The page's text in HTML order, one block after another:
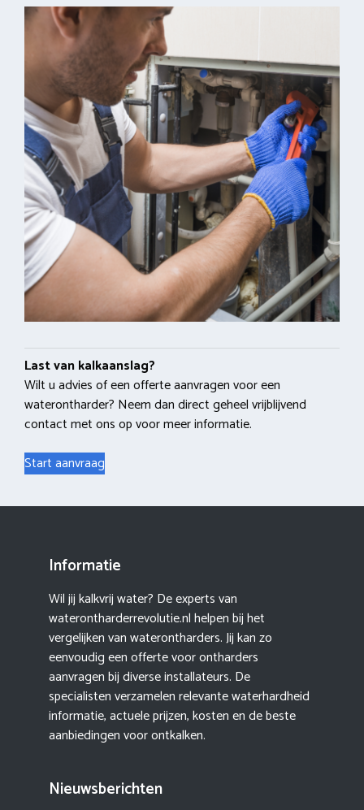
Last van kalkaanslag?
Wilt u advies of een offerte aanvragen voor een
waterontharder? Neem dan direct geheel vrijblijvend
contact met ons op voor meer informatie.
Start aanvraag
Informatie
Wil jij kalkvrij water? De experts van
waterontharderrevolutie.nl helpen bij het
vergelijken van waterontharders. Jij kan zo
eenvoudig een offerte voor ontharders
aanvragen bij diverse installateurs. De
specialisten verzamelen relevante waterhardheid
informatie, actuele prijzen, kosten en de beste
aanbiedingen voor ontkalken.
Nieuwsberichten